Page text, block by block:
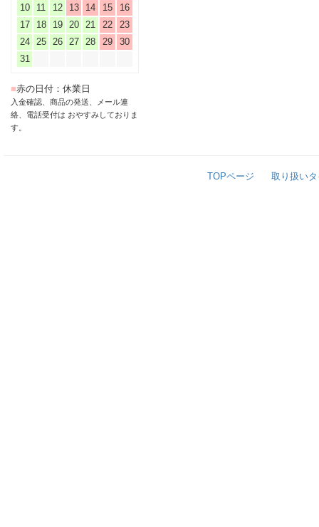
10
11 12 13 14 15
16
17
18 19 20 21 22
23
24
25 26 27 28 29
30
31
■赤の日付：休業日
入金確認、商品の発送、メール連
絡、電話受付は おやすみしておりま
す。
TOPページ 取り扱い